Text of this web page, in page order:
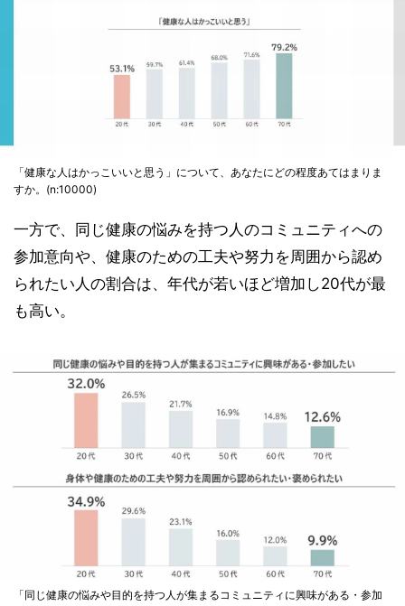
「健康な人はかっこいいと思う」について、あなたにどの程度あてはまりま
すか。(n:10000)
一方で、同じ健康の悩みを持つ人のコミュニティへの
参加意向や、健康のための工夫や努力を周囲から認め
られたい人の割合は、年代が若いほど増加し20代が最
も高い。
「同じ健康の悩みや目的を持つ人が集まるコミュニティに興味がある・参加